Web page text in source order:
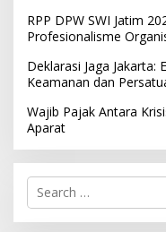
RPP DPW SWI Jatim
Profesionalisme
Deklarasi Jaga Jakarta:
Keamanan dan
Wajib Pajak Antara
Aparat
S